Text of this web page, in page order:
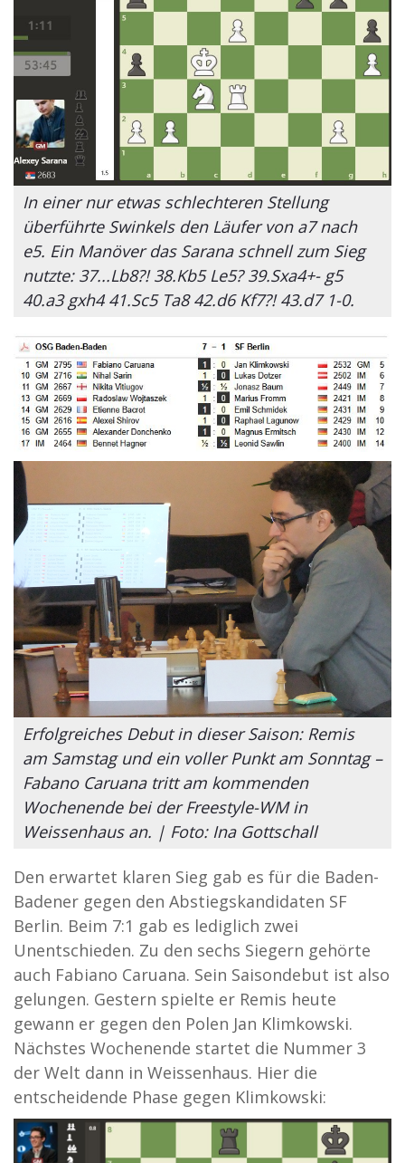
In einer nur etwas schlechteren Stellung
überführte Swinkels den Läufer von a7 nach
e5. Ein Manöver das Sarana schnell zum Sieg
nutzte: 37...Lb8?! 38.Kb5 Le5? 39.Sxa4+- g5
40.a3 gxh4 41.Sc5 Ta8 42.d6 Kf7?! 43.d7 1-0.
Erfolgreiches Debut in dieser Saison: Remis
am Samstag und ein voller Punkt am Sonntag –
Fabano Caruana tritt am kommenden
Wochenende bei der Freestyle-WM in
Weissenhaus an. | Foto: Ina Gottschall
Den erwartet klaren Sieg gab es für die Baden-
Badener gegen den Abstiegskandidaten SF
Berlin. Beim 7:1 gab es lediglich zwei
Unentschieden. Zu den sechs Siegern gehörte
auch Fabiano Caruana. Sein Saisondebut ist also
gelungen. Gestern spielte er Remis heute
gewann er gegen den Polen Jan Klimkowski.
Nächstes Wochenende startet die Nummer 3
der Welt dann in Weissenhaus. Hier die
entscheidende Phase gegen Klimkowski: